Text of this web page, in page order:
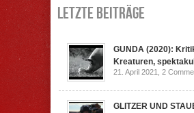
Letzte Beiträge
GUNDA (2020):
Kreaturen,
21. April 2021, 2
GLITZER UND